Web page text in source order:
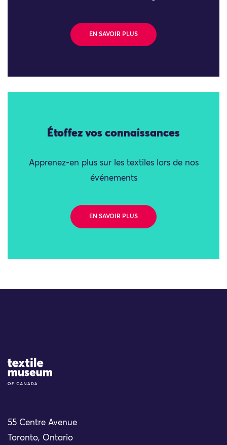
EN SAVOIR PLUS
Étoffez vos connaissances
Apprenez-en plus sur les textiles lors de nos
événements
EN SAVOIR PLUS
Site Logo
55 Centre Avenue
Toronto, Ontario